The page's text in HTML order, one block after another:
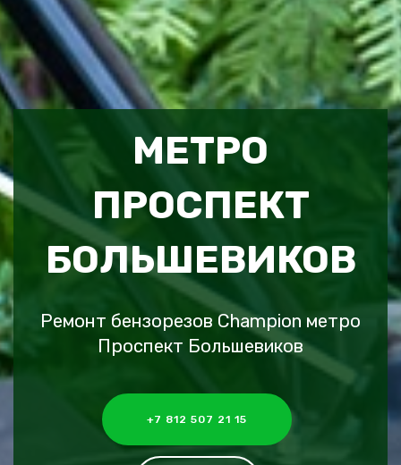
МЕТРО
ПРОСПЕКТ
БОЛЬШЕВИКОВ
Ремонт бензорезов Champion метро
Проспект Большевиков
+7 812 507 21 15